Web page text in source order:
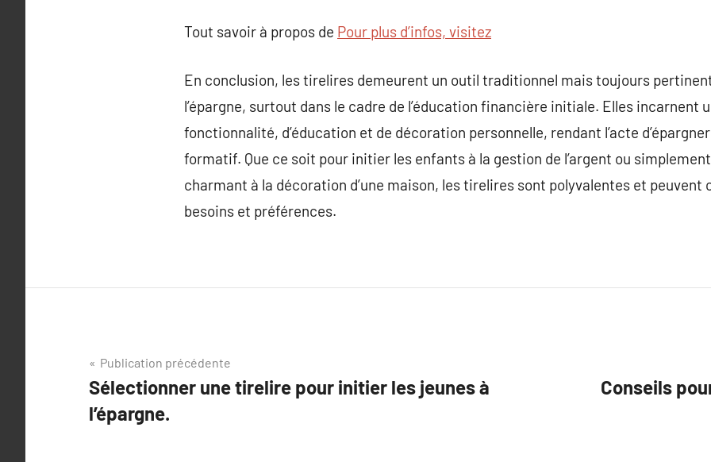
Tout savoir à propos de Pour plus d’infos, visitez
En conclusion, les tirelires demeurent un outil traditionnel mais toujours
l’épargne, surtout dans le cadre de l’éducation financière initiale. Elles incarnent
fonctionnalité, d’éducation et de décoration personnelle, rendant l’acte
formatif. Que ce soit pour initier les enfants à la gestion de l’argent ou
charmant à la décoration d’une maison, les tirelires sont polyvalentes et peuvent
besoins et préférences.
Navigation
de
l’article
Publication précédente
Sélectionner une tirelire pour initier les jeunes à
l’épargne.
Conseils